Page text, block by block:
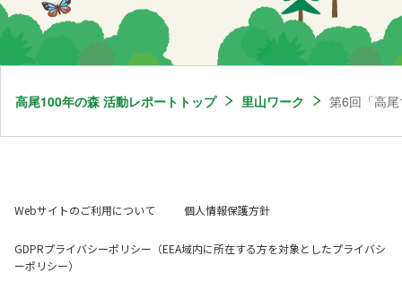
高尾100年の森 活動レポートトップ 里山ワーク 第6回「高
Webサイトのご利用について 個人情報保護方針
GDPRプライバシーポリシー（EEA域内に所在する方を対象としたプライバシ
ーポリシー）